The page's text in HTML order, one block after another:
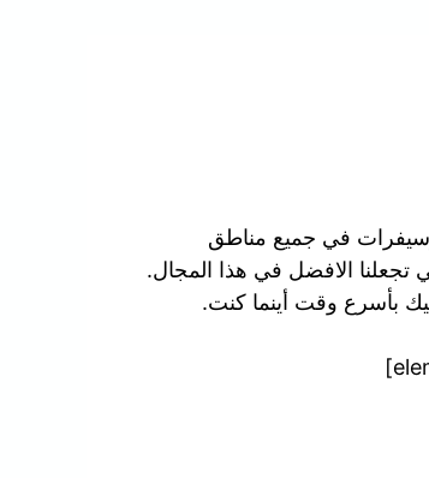
في جميع مناطق
تجعلنا الافضل في هذا المجال.
بأسرع وقت أينما كنت.